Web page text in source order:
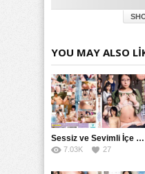
olduklarını söylediği
olarak nitelendirilir ve
Genel
Tags:
NSFS İçerik: Büyük Cinsel
Tarafından Taciz Edilen Bir
Büyük Cinsel Organlara
Taciz Edilen Bir Kızın
Cinsel Organlara Sahip
YOU MAY ALSO
Sessiz ve Sevimli İçe Dönükler İçin Kremalı Pastalar: 后藤えmi ve KTRA’nın Özel Tarifesi
7.03K 27